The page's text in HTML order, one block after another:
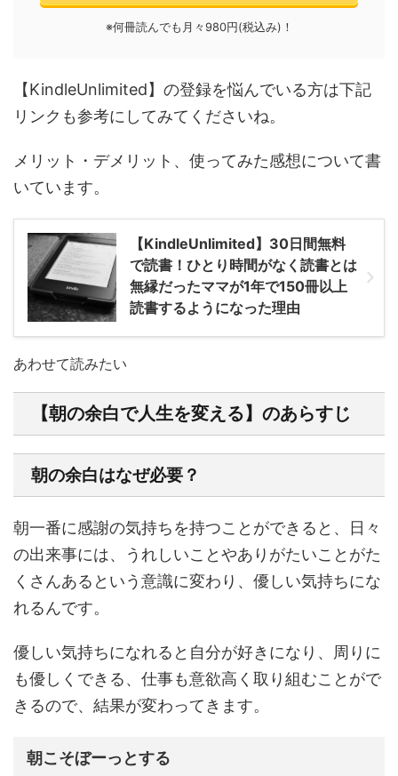
※何冊読んでも月々980円(税込み)！
【KindleUnlimited】の登録を悩んでいる方は下記
リンクも参考にしてみてくださいね。
メリット・デメリット、使ってみた感想について書
いています。
【KindleUnlimited】30日間無料
で読書！ひとり時間がなく読書とは
無縁だったママが1年で150冊以上
読書するようになった理由
あわせて読みたい
【朝の余白で人生を変える】のあらすじ
朝の余白はなぜ必要？
朝一番に感謝の気持ちを持つことができると、日々
の出来事には、うれしいことやありがたいことがた
くさんあるという意識に変わり、優しい気持ちにな
れるんです。
優しい気持ちになれると自分が好きになり、周りに
も優しくできる、仕事も意欲高く取り組むことがで
きるので、結果が変わってきます。
朝こそぼーっとする